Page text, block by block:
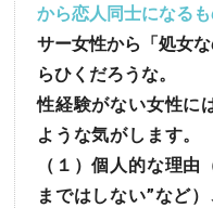
から恋人同士になる
サー女性から「処女
らひくだろうな。
性経験がない女性に
ような気がします。
（１）個人的な理
まではしない”など